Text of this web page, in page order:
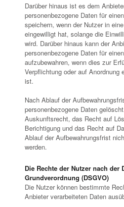
Darüber hinaus ist es dem
personenbezogene Daten für
speichern, wenn der Nutzer in
eingewilligt hat, solange die
wird. Darüber hinaus kann der
personenbezogene Daten für
aufzubewahren, wenn dies zur
Verpflichtung oder auf Anordnung
ist.
Nach Ablauf der
personenbezogene Daten
Auskunftsrecht, das Recht auf
Berichtigung und das Recht auf
Ablauf der Aufbewahrungsfrist
werden.
Die Rechte der Nutzer nach der
Grundverordnung (DSGVO)
Die Nutzer können bestimmte
Anbieter verarbeiteten Daten